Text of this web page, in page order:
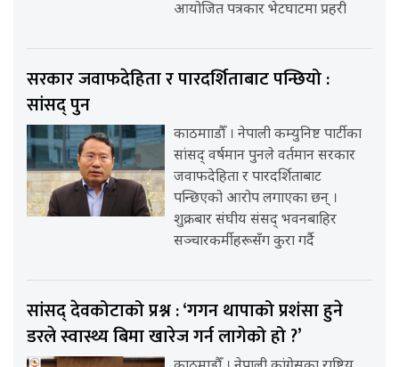
आयोजित पत्रकार भेटघाटमा प्रहरी
सरकार जवाफदेहिता र पारदर्शिताबाट पन्छियो :
सांसद् पुन
काठमााडौँ । नेपाली कम्युनिष्ट पार्टीका
सांसद् वर्षमान पुनले वर्तमान सरकार
जवाफदेहिता र पारदर्शिताबाट
पन्छिएको आरोप लगाएका छन् ।
शुक्रबार संघीय संसद् भवनबाहिर
सञ्चारकर्मीहरूसँग कुरा गर्दै
सांसद् देवकोटाको प्रश्न : ‘गगन थापाको प्रशंसा हुने
डरले स्वास्थ्य बिमा खारेज गर्न लागेको हो ?’